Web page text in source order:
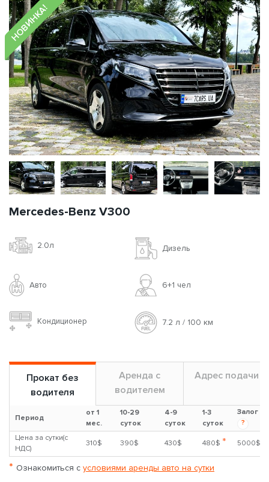
НОВИНКА!
Mercedes-Benz V300
2.0л Дизель
Авто 6+1 чел
Кондиционер 7.2 л / 100 км
Прокат без
водителя
Аренда с
водителем
Адрес подачи
Период
от 1
мес.
10-29
суток
4-9
суток
1-3
суток
Залог
?
Цена за сутки(с
НДС)
310$ 390$ 430$ 480$ * 5000$
* Ознакомиться с условиями аренды авто на сутки